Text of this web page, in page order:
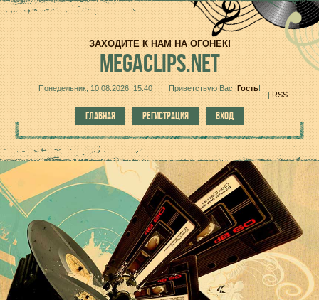
ЗАХОДИТЕ К НАМ НА ОГОНЕК!
MEGACLIPS.NET
Понедельник, 10.08.2026, 15:40 Приветствую Вас Гость!
| RSS
ГЛАВНАЯ РЕГИСТРАЦИЯ ВХОД